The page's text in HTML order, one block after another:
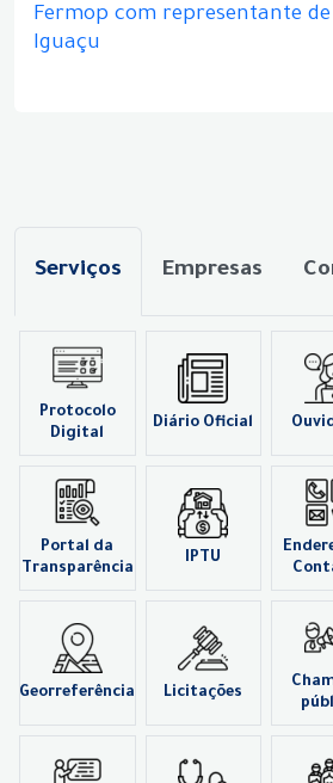
Fermop com representante
Iguaçu
Serviços Empresas
Protocolo
Digital
Diário Oficial
Portal da
Transparência
IPTU
Georreferência Licitações